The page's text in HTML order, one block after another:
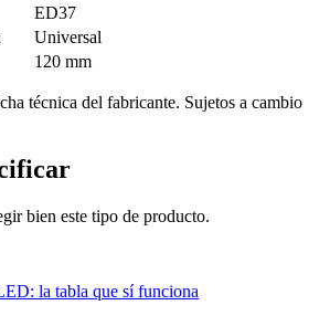
ED37
Universal
120 mm
técnica del fabricante. Sujetos a cambio
bien este tipo de producto.
la tabla que sí funciona